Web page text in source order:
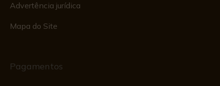
Advertência jurídica
Mapa do Site
Pagamentos